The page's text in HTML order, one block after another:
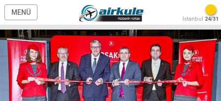
MENÜ
İstanbul 24/31